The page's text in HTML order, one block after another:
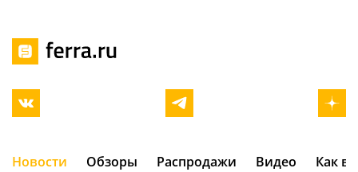
Новости Обзоры Распродажи Видео Как